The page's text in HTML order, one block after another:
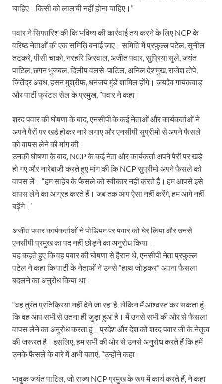
चाहिए। किसी को लालची नहीं होना चाहिए।”
पवार ने सिफारिश की कि भविष्य की कार्रवाई तय करने के लिए NCP के
वरिष्ठ नेताओं की एक समिति बनाई जाए। समिति में प्रफुल्ल पटेल, सुनील
तटकरे, पीसी चाको, नरहरि जिरवाल, अजीत पवार, सुप्रिया सुले, जयंत
पाटिल, छगन भुजबल, दिलीप वलसे-पाटिल, अनिल देशमुख, राजेश टोपे,
जितेंद्र अवध, हसन मुश्रीफ, धनंजय मुंडे शामिल होंगे। जयदेव गायकवाड़
और पार्टी फ्रंटल सेल के प्रमुख, ”पवार ने कहा।
शरद पवार की घोषणा के बाद, एनसीपी के कई नेताओं और कार्यकर्ताओं ने
अपने पैरों पर खड़े होकर नारे लगाए और एनसीपी सुप्रीमो से अपने फैसले
को वापस लेने की मांग की।
उनकी घोषणा के बाद, NCP के कई नेता और कार्यकर्ता अपने पैरों पर खड़े
हो गए और नारेबाजी करते हुए मांग की कि NCP सुप्रीमो अपने फैसले को
वापस लें। “हम साहेब के फैसले को स्वीकार नहीं करते हैं। हम आपसे इसे
वापस लेने का आग्रह करते हैं। जब तक आप ऐसा नहीं करेंगे, हम आगे नहीं
बढ़ेंगे।’
अजीत पवार कार्यकर्ताओं ने पोडियम पर पवार को घेर लिया और उनसे
एनसीपी प्रमुख का पद नहीं छोड़ने का अनुरोध किया।
यह कहते हुए कि वह पवार की घोषणा से हैरान थे, एनसीपी नेता प्रफुल्ल
पटेल ने कहा कि पार्टी के नेताओं ने उनसे “हाथ जोड़कर” अपना फैसला
बदलने का अनुरोध किया था।
“वह तुरंत प्रतिक्रिया नहीं देने जा रहा है, लेकिन मैं आश्वस्त कर सकता हूं
कि वह आप सभी से उतना ही जुड़ा हुआ है। मैं उनसे सभी की ओर से फैसला
वापस लेने का अनुरोध करता हूं। प्रदेश और देश को शरद पवार जी के नेतृत्व
की जरूरत है। इसलिए, हम सभी की ओर से उनसे अनुरोध करते हैं कि हमें
उनके फैसले के बारे में अभी बताएं, ”उन्होंने कहा।
भावुक जयंत पाटिल, जो राज्य NCP प्रमुख के रूप में कार्य करते हैं, ने कहा